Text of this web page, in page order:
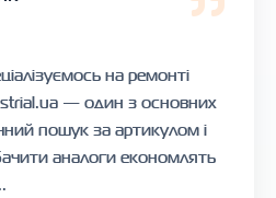
на ремонті
— один з основних
пошук за артикулом і
аналоги економлять